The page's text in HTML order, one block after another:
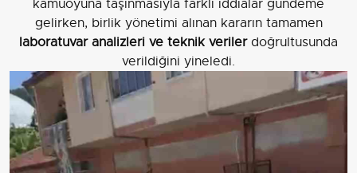
kamuoyuna taşınmasıyla farklı iddialar gündeme
gelirken, birlik yönetimi alınan kararın tamamen
laboratuvar analizleri ve teknik verilerdoğrultusunda
verildiğini yineledi.